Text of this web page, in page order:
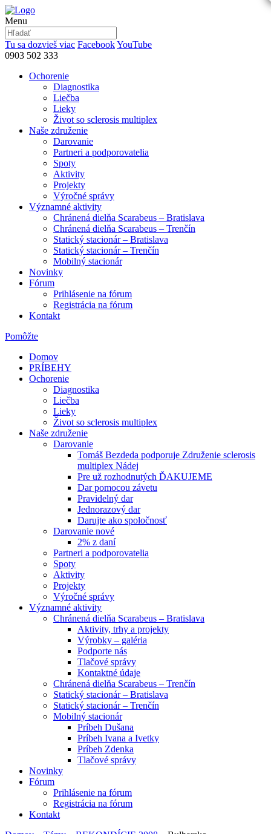
Menu
Tu sa dozvieš viac FacebookYouTube
0903 502 333
Ochorenie
Diagnostika
Liečba
Lieky
Život so sclerosis multiplex
Naše združenie
Darovanie
Partneri a podporovatelia
Spoty
Aktivity
Projekty
Výročné správy
Významné aktivity
Chránená dielňa Scarabeus – Bratislava
Chránená dielňa Scarabeus – Trenčín
Statický stacionár – Bratislava
Statický stacionár – Trenčín
Mobilný stacionár
Novinky
Fórum
Prihlásenie na fórum
Registrácia na fórum
Kontakt
Pomôžte
Domov
PRÍBEHY
Ochorenie
Diagnostika
Liečba
Lieky
Život so sclerosis multiplex
Naše združenie
Darovanie
Tomáš Bezdeda podporuje Združenie sclerosis
multiplex Nádej
Pre už rozhodnutých ĎAKUJEME
Dar pomocou závetu
Pravidelný dar
Jednorazový dar
Darujte ako spoločnosť
Darovanie nové
2% z daní
Partneri a podporovatelia
Spoty
Aktivity
Projekty
Výročné správy
Významné aktivity
Chránená dielňa Scarabeus – Bratislava
Aktivity, trhy a projekty
Výrobky – galéria
Podporte nás
Tlačové správy
Kontaktné údaje
Chránená dielňa Scarabeus – Trenčín
Statický stacionár – Bratislava
Statický stacionár – Trenčín
Mobilný stacionár
Príbeh Dušana
Príbeh Ivana a Ivetky
Príbeh Zdenka
Tlačové správy
Novinky
Fórum
Prihlásenie na fórum
Registrácia na fórum
Kontakt